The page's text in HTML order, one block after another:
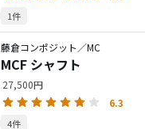
1件
藤倉コンポジット／MC
MCF シャフト
27,500円
6.3
4件